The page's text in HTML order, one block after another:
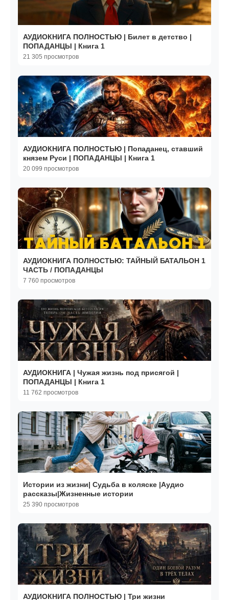
АУДИОКНИГА ПОЛНОСТЬЮ | Билет в детство |
ПОПАДАНЦЫ | Книга 1
21 305 просмотров
АУДИОКНИГА ПОЛНОСТЬЮ | Попаданец, ставший
князем Руси | ПОПАДАНЦЫ | Книга 1
20 099 просмотров
АУДИОКНИГА ПОЛНОСТЬЮ: ТАЙНЫЙ БАТАЛЬОН 1
ЧАСТЬ / ПОПАДАНЦЫ
7 760 просмотров
АУДИОКНИГА | Чужая жизнь под присягой |
ПОПАДАНЦЫ | Книга 1
11 762 просмотров
Истории из жизни| Судьба в коляске |Аудио
рассказы|Жизненные истории
25 390 просмотров
АУДИОКНИГА ПОЛНОСТЬЮ | Три жизни